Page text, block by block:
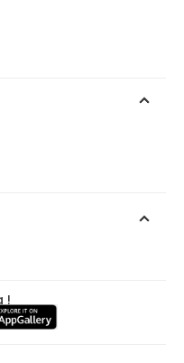
de tu regalo
!